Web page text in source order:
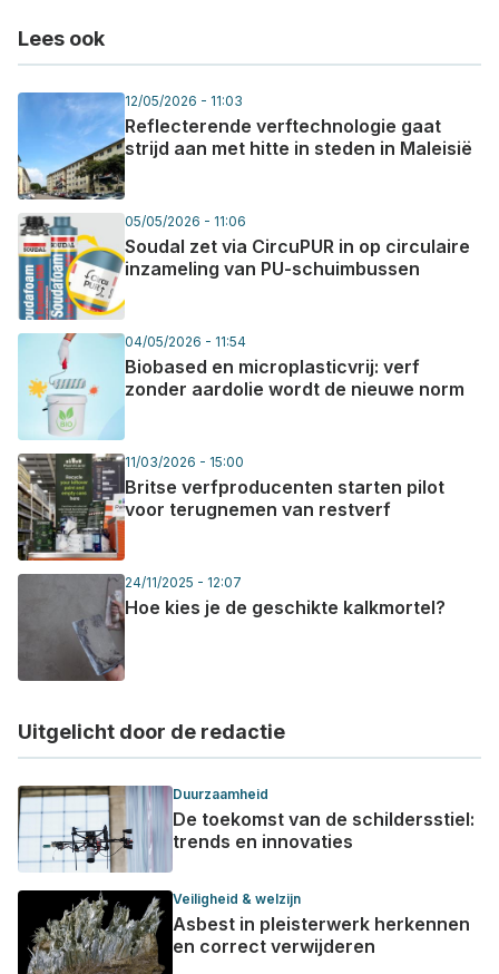
Lees ook
12/05/2026 - 11:03
Reflecterende verftechnologie gaat
strijd aan met hitte in steden in Maleisië
05/05/2026 - 11:06
Soudal zet via CircuPUR in op circulaire
inzameling van PU-schuimbussen
04/05/2026 - 11:54
Biobased en microplasticvrij: verf
zonder aardolie wordt de nieuwe norm
11/03/2026 - 15:00
Britse verfproducenten starten pilot
voor terugnemen van restverf
24/11/2025 - 12:07
Hoe kies je de geschikte kalkmortel?
Uitgelicht door de redactie
Duurzaamheid
De toekomst van de schildersstiel:
trends en innovaties
Veiligheid & welzijn
Asbest in pleisterwerk herkennen
en correct verwijderen